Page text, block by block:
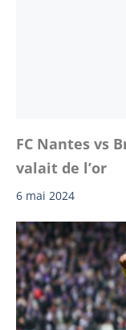
FC Nantes vs
valait de l’or
6 mai 2024